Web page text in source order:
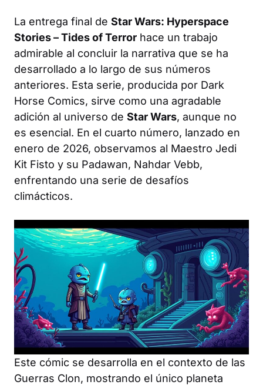
La entrega final de Star Wars: Hyperspace
Stories – Tides of Terror hace un trabajo
admirable al concluir la narrativa que se ha
desarrollado a lo largo de sus números
anteriores. Esta serie, producida por Dark
Horse Comics, sirve como una agradable
adición al universo de Star Wars, aunque no
es esencial. En el cuarto número, lanzado en
enero de 2026, observamos al Maestro Jedi
Kit Fisto y su Padawan, Nahdar Vebb,
enfrentando una serie de desafíos
climácticos.
Este cómic se desarrolla en el contexto de las
Guerras Clon, mostrando el único planeta